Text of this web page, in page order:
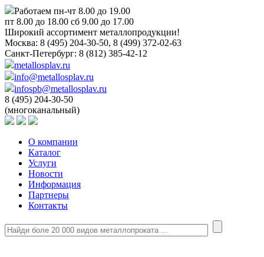
Работаем пн-чт 8.00 до 19.00
пт 8.00 до 18.00 сб 9.00 до 17.00
Широкий ассортимент металлопродукции!
Москва: 8 (495) 204-30-50, 8 (499) 372-02-63
Санкт-Петербург: 8 (812) 385-42-12
metallosplav.ru
info@metallosplav.ru
infospb@metallosplav.ru
8 (495) 204-30-50
(многоканальный)
О компании
Каталог
Услуги
Новости
Информация
Партнеры
Контакты